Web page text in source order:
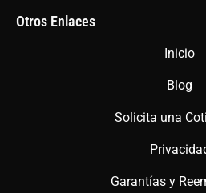
Otros Enlaces
Inicio
Blog
Solicita una
Garantías y